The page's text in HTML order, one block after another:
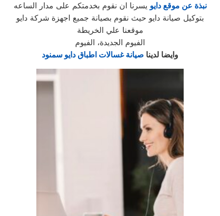
نبذة عن موقع دايو يسرنا ان نقوم بخدمتكم على مدار الساعه
بتوكيل صيانة دايو حيث نقوم بصيانة جميع اجهزة شركة دايو
موقعنا علي الخريطة
الفيوم الجديدة، الفيوم
وايضا لدينا صيانة غسالات اطباق دايو سمنود